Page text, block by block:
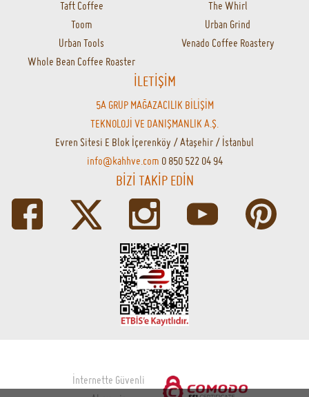
Taft Coffee
The Whirl
Toom
Urban Grind
Urban Tools
Venado Coffee Roastery
Whole Bean Coffee Roaster
İLETİŞİM
5A GRUP MAĞAZACILIK BİLİŞİM
TEKNOLOJİ VE DANIŞMANLIK A.Ş.
Evren Sitesi E Blok İçerenköy / Ataşehir / İstanbul
info@kahhve.com 0 850 522 04 94
BİZİ TAKİP EDİN
İnternette Güvenli